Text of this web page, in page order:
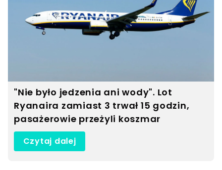
"Nie było jedzenia ani wody". Lot
Ryanaira zamiast 3 trwał 15 godzin,
pasażerowie przeżyli koszmar
Czytaj dalej